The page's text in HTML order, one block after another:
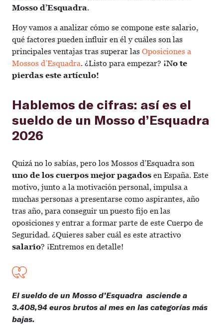
Mosso d’Esquadra.
Hoy vamos a analizar cómo se compone este salario,
qué factores pueden influir en él y cuáles son las
principales ventajas tras superar las Oposiciones a
Mossos d’Esquadra. ¿Listo para empezar? ¡No te
pierdas este artículo!
Hablemos de cifras: así es el
sueldo de un Mosso d’Esquadra
2026
Quizá no lo sabías, pero los Mossos d’Esquadra son
uno de los cuerpos mejor pagados en España. Este
motivo, junto a la motivación personal, impulsa a
muchas personas a presentarse como aspirantes, año
tras año, para conseguir un puesto fijo en las
oposiciones y entrar a formar parte de este Cuerpo de
Seguridad. ¿Quieres saber cuál es este atractivo
salario? ¡Entremos en detalle!
El sueldo de un Mosso d’Esquadra asciende a
3.408,94 euros brutos al mes en las categorías más
bajas.